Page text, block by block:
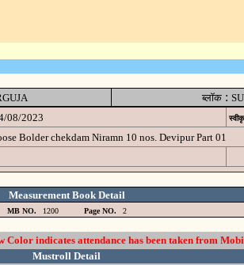
ब्लॉक:
08/2023
Bolder chekdam Niramn 10 nos. Devipur Part 01
Measurement Book Detail
MB NO. 1200 Page NO. 2
indicates attendance has been taken from
Mustroll Detail